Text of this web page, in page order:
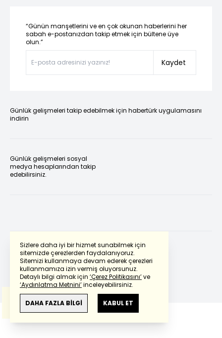
Sizlere daha iyi bir hizmet sunabilmek için
sitemizde çerezlerden faydalanıyoruz.
Sitemizi kullanmaya devam ederek çerezleri
kullanmamıza izin vermiş oluyorsunuz.
Detaylı bilgi almak için ‘Çerez Politikasını’ve
‘Aydınlatma Metnini’inceleyebilirsiniz.
DAHA FAZLA BİLGİ KABUL ET
“Günün manşetlerini ve en çok okunan haberlerini her
sabah e-postanızdan takip etmek için bültene üye
olun.”
Kaydet
Günlük gelişmeleri takip edebilmek için habertürk uygulamasını
indirin
Günlük gelişmeleri sosyal
medya hesaplarından takip
edebilirsiniz.
Powered by Translate
Bu çevirideGoogle Transletekullanılmıştır.
Anlam ve çeviri hatalarından
haberturk.com
sorumlu değildir.